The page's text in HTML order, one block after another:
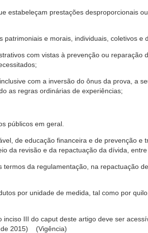
estabeleçam prestações desproporcionais
e morais, individuais, coletivos e
com vistas à prevenção ou
com a inversão do ônus da prova, a
as regras ordinárias de experiências;
públicos em geral.
de educação financeira e de prevenção
da revisão e da repactuação da dívida,
termos da regulamentação, na
por unidade de medida, tal como por
inciso III do caput deste artigo deve ser
2015) (Vigência)